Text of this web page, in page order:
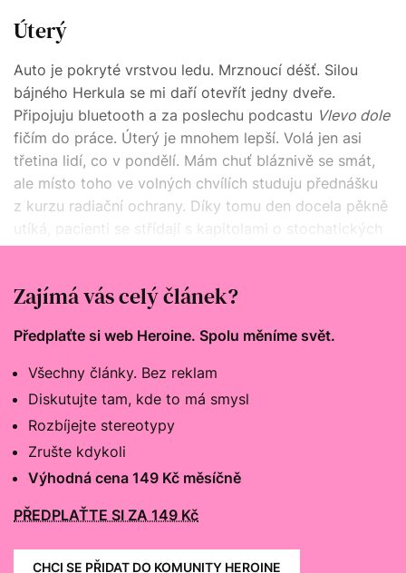
Úterý
Auto je pokryté vrstvou ledu. Mrznoucí déšť. Silou
bájného Herkula se mi daří otevřít jedny dveře.
Připojuju bluetooth a za poslechu podcastu Vlevo dole
fičím do práce. Úterý je mnohem lepší. Volá jen asi
třetina lidí, co v pondělí. Mám chuť bláznivě se smát,
ale místo toho ve volných chvílích studuju přednášku
z kurzu radiační ochrany. Díky tomu den docela pěkně
utíká, pacienti se střídají s kapitolami o stochatických
účincích. Vyrábíme jen asi 5 covid pozitivních osob,
Zajímá vás celý článek?
Předplaťte si web Heroine. Spolu měníme svět.
Všechny články. Bez reklam
Diskutujte tam, kde to má smysl
Rozbíjejte stereotypy
Zrušte kdykoli
Výhodná cena 149 Kč měsíčně
PŘEDPLAŤTE SI ZA 149 Kč
CHCI SE PŘIDAT DO KOMUNITY HEROINE